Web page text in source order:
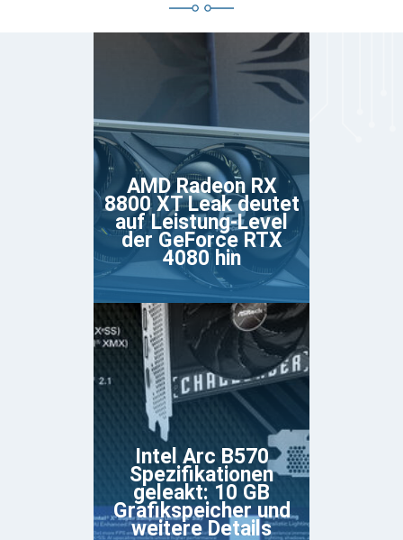
AMD Radeon RX
8800 XT Leak deutet
auf Leistung-Level
der GeForce RTX
4080 hin
Intel Arc B570
Spezifikationen
geleakt: 10 GB
Grafikspeicher und
weitere Details